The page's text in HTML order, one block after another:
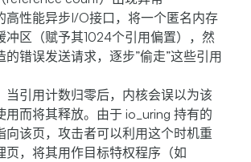
高性能异步I/O接口，将一个匿名内存
冲区（赋予其1024个引用偏置），然
的错误发送请求，逐步”偷走”这些引用
当引用计数归零后，内核会误以为该
用而将其释放。由于 io_uring 持有的
向该页，攻击者可以利用这个时机重
页，将其用作目标特权程序（如